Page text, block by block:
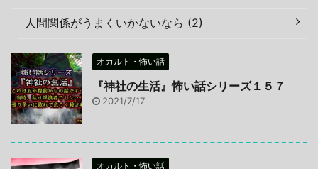
人間関係がうまくいかないなら (2)
オカルト・怖い話
『神社の生活』怖い話シリーズ１５７
2021/7/17
オカルト・怖い話